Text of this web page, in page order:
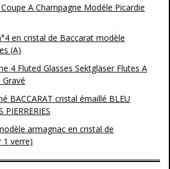
A Champagne Modéle Picardie
en cristal de Baccarat modèle
(A)
4 Fluted Glasses Sektgläser Flutes A
BACCARAT cristal émaillé BLEU
armagnac en cristal de
1 verre)